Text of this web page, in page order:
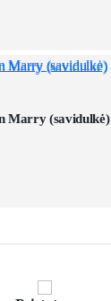
Marry (savidulkė)